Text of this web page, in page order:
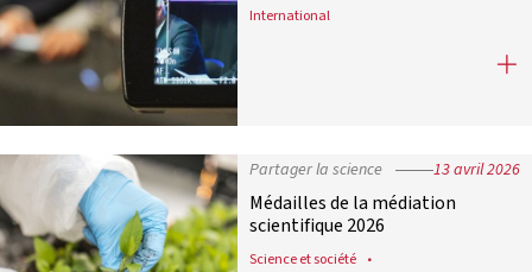
International
France Universités renouvelle
Partager la science 13 avril 2026
Médailles de la médiation
scientifique 2026
Science et société